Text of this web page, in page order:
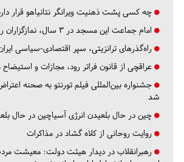
چه کسی پشت ذهنیت ویرانگر نتانیاهو قرار
امام جماعت این مسجد در ۳ سال، نمازگزاران را ۴ برابر کرد
راه‌گذرهای ترانزیتی، سپر اقتصادی-سیاسی
عراقچی از قانون فراتر رود، مجازات و
جشنواره بین‌المللی فیلم تورنتو به صحنه
شد
چین در حال بلعیدن انرژی آسیاچین در حال
روایت روحانی از کلاه گشاد در مذاکرات
رهبرانقلاب در دیدار هیئت دولت: معیشت